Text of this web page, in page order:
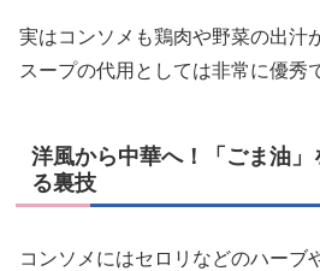
実はコンソメも鶏肉や野菜の出汁
スープの代用としては非常に優秀
洋風から中華へ！「ごま油
る裏技
コンソメにはセロリなどのハーブ